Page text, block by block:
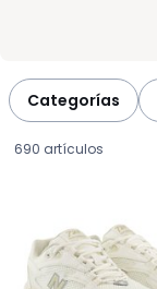
Categorías
690 artículos